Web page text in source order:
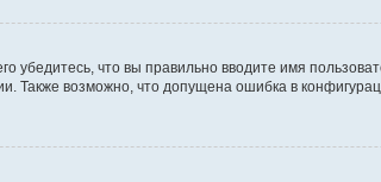
убедитесь, что вы правильно вводите имя
Также возможно, что допущена ошибка в